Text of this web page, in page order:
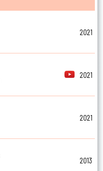
2021
2021
2021
2013